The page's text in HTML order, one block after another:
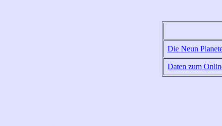
Die Neun
Daten zum